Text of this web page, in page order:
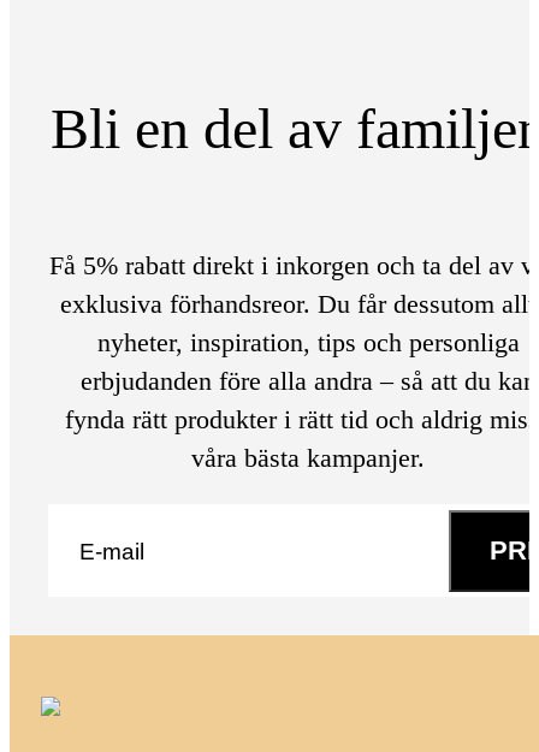
Bli en del av
Få 5% rabatt direkt i inkorgen och ta del av
exklusiva förhandsreor. Du får dessutom
nyheter, inspiration, tips och personliga
erbjudanden före alla andra – så att du kan
fynda rätt produkter i rätt tid och aldrig
våra bästa kampanjer.